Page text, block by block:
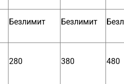
Безлимит Безлимит
280 380 480